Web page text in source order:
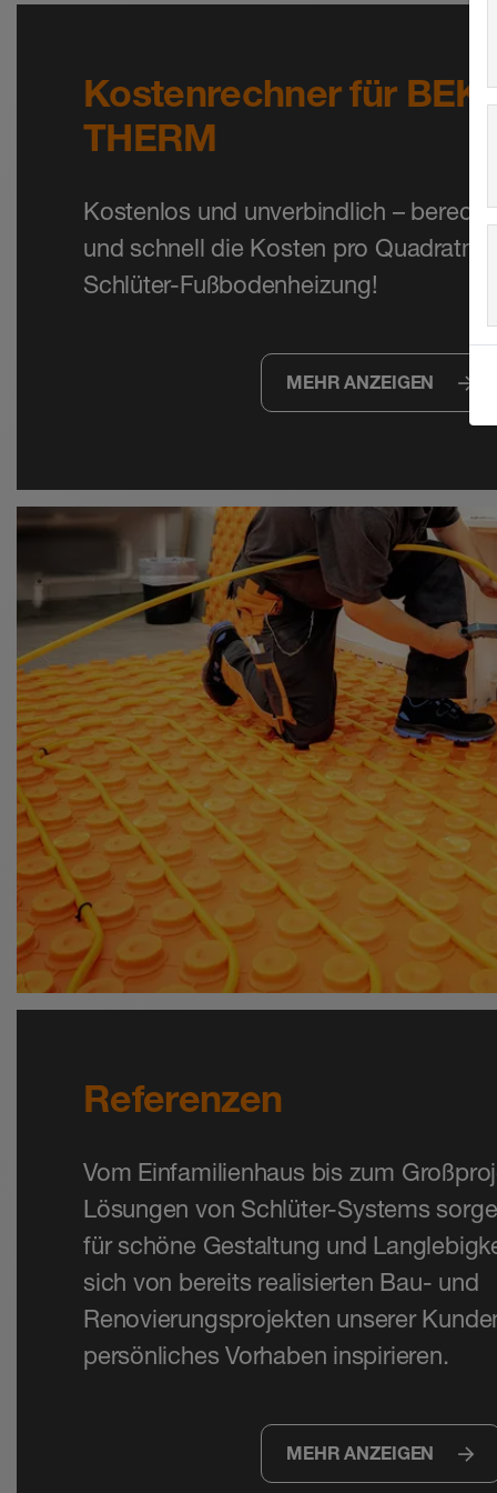
Kostenrechner für
THERM
Kostenlos und unverbindlich –
und schnell die Kosten pro
Schlüter-Fußbodenheizung!
MEHR ANZEIGEN
Referenzen
Vom Einfamilienhaus bis zum
Lösungen von Schlüter-Systems
für schöne Gestaltung und
sich von bereits realisierten Bau- und
Renovierungsprojekten unserer
persönliches Vorhaben inspirieren.
MEHR ANZEIGEN